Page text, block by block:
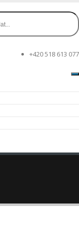
+420 518 613 077